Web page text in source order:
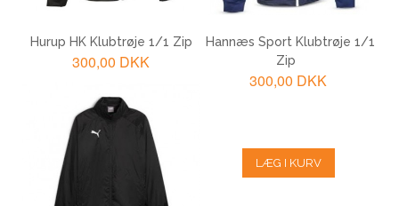
Hurup HK Klubtrøje 1/1 Zip
300,00 DKK
Hannæs Sport Klubtrøje 1/1
Zip
300,00 DKK
LÆG I KURV